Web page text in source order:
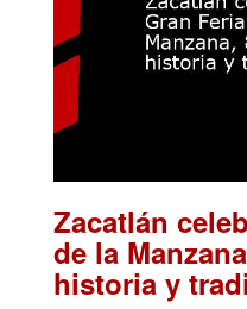
Zacatlán
de la
historia y